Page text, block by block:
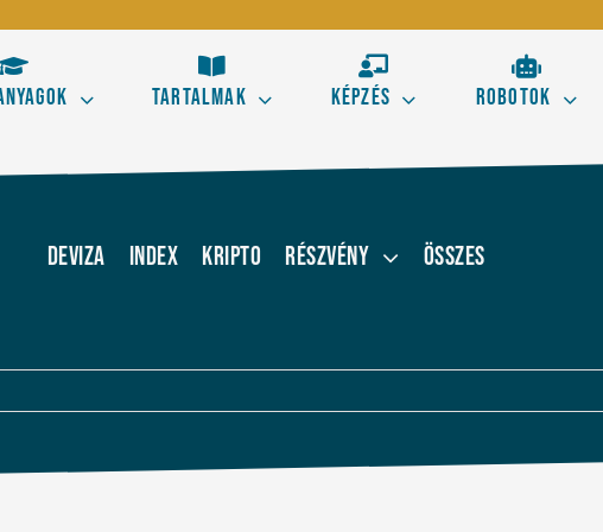
Kezdő
alapjait!
Haladó
Elliott térképe az ármozgásokhoz
Tartalmak Képzés Robotok
Deviza Index Kripto Részvény Összes